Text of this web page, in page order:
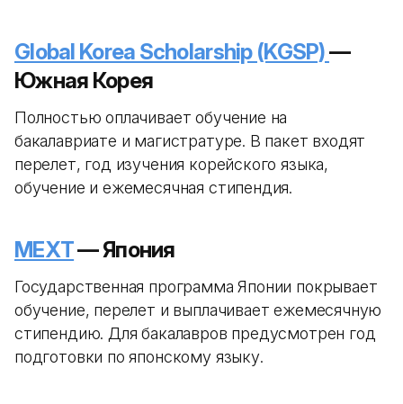
Global Korea Scholarship (KGSP)—
Южная Корея
Полностью оплачивает обучение на
бакалавриате и магистратуре. В пакет входят
перелет, год изучения корейского языка,
обучение и ежемесячная стипендия.
MEXT— Япония
Государственная программа Японии покрывает
обучение, перелет и выплачивает ежемесячную
стипендию. Для бакалавров предусмотрен год
подготовки по японскому языку.